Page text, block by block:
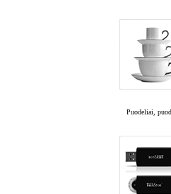
Puodeliai,